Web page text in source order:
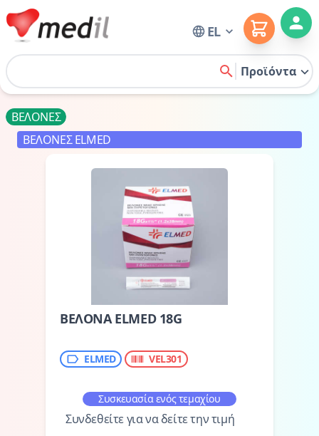
Home EL
Cart
search
Προϊόντα
ΒΕΛΟΝΕΣ
ΒΕΛΟΝΕΣ ELMED
ΒΕΛΟΝΑ ELMED 18G
ELMED VEL301
Συσκευασία ενός τεμαχίου
Συνδεθείτε για να δείτε την τιμή